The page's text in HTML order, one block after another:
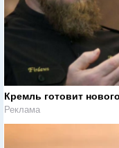
Кремль готовит
Реклама